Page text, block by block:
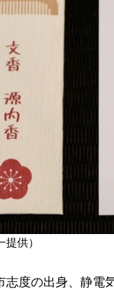
供）
度の出身、静電